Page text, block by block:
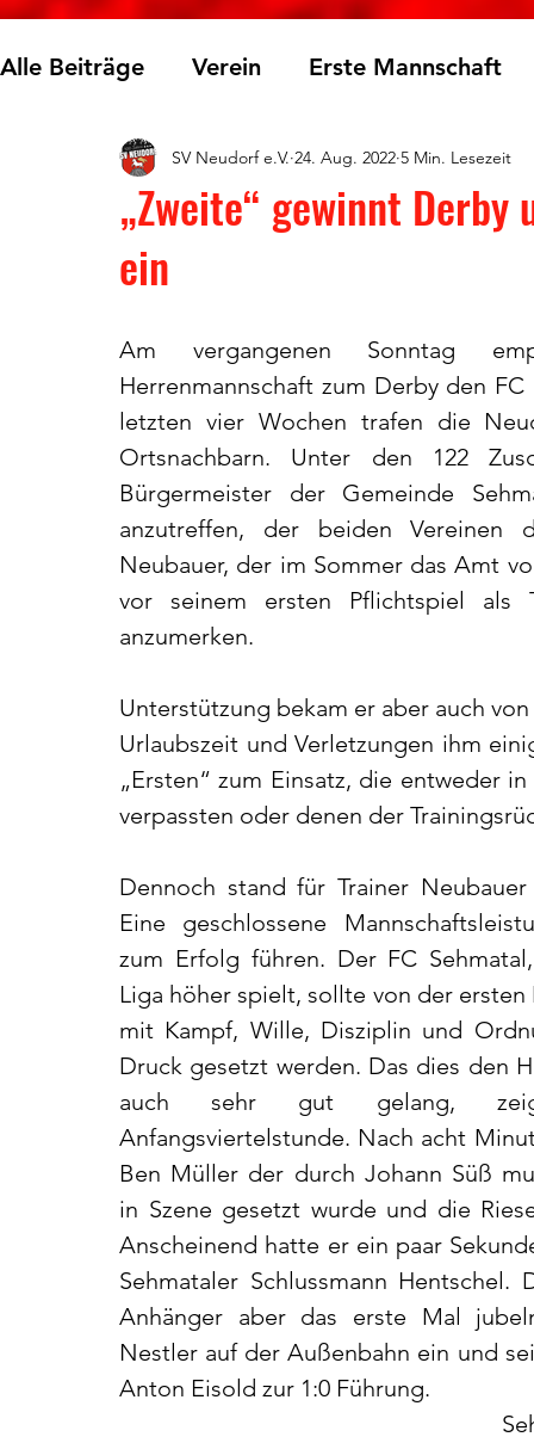
Alle Beiträge Verein Erste Mannschaft
Skilanglauf Fichtelberglauf
„Zweite“ gewinnt
ein
SV Neudorf e.V. 24. Aug. 2022 5 Min. Lesezeit
Am vergangenen Sonntag
Herrenmannschaft zum Derby den
letzten vier Wochen trafen die
Ortsnachbarn. Unter den 122
Bürgermeister der Gemeinde
anzutreffen, der beiden Vereinen
Neubauer, der im Sommer das Amt
vor seinem ersten Pflichtspiel als
anzumerken.
Unterstützung bekam er aber auch
Urlaubszeit und Verletzungen ihm
„Ersten“ zum Einsatz, die entweder
verpassten oder denen der
Dennoch stand für Trainer
Eine geschlossene
zum Erfolg führen. Der FC
Liga höher spielt, sollte von der ersten
mit Kampf, Wille, Disziplin und
Druck gesetzt werden. Das dies den
auch sehr gut gelang,
Anfangsviertelstunde. Nach acht
Ben Müller der durch Johann Süß
in Szene gesetzt wurde und die
Anscheinend hatte er ein paar
Sehmataler Schlussmann
Anhänger aber das erste Mal
Nestler auf der Außenbahn ein und
Anton Eisold zur 1:0 Führung.